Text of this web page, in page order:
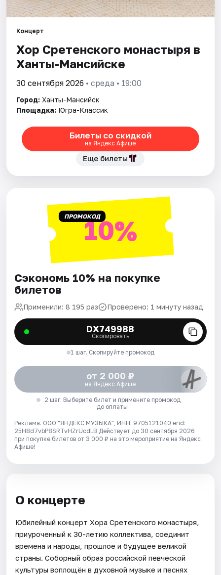
Рейтинги
Концерт
Хор Сретенского монастыря в
Ханты-Мансийске
30 сентября 2026 • среда • 19:00
Город: Ханты-Мансийск
Площадка: Югра-Классик
Билеты со скидкой
на Яндекс Афише
Еще билеты
ПРОМОКОД10%
Сэкономь 10% на покупке
билетов
Применили: 8 195 раз Проверено: 1 минуту назад
DX749988
Скопировать
1 шаг. Скопируйте промокод
от 2 000 ₽
на Яндекс Афише
2 шаг. Выберите билет и примените промокод
до оплаты
Реклама. ООО "ЯНДЕКС МУЗЫКА", ИНН: 9705121040 erid:
25H8d7vbP8SRTvHZrUcdLB Действует до 30 сентября 2026
при покупке билетов от 3 000 ₽ на это мероприятие на Яндекс
Афише!
О концерте
Юбилейный концерт Хора Сретенского монастыря,
приуроченный к 30-летию коллектива, соединит
времена и народы, прошлое и будущее великой
страны. Соборный образ российской певческой
культуры воплощён в духовной музыке и песнях